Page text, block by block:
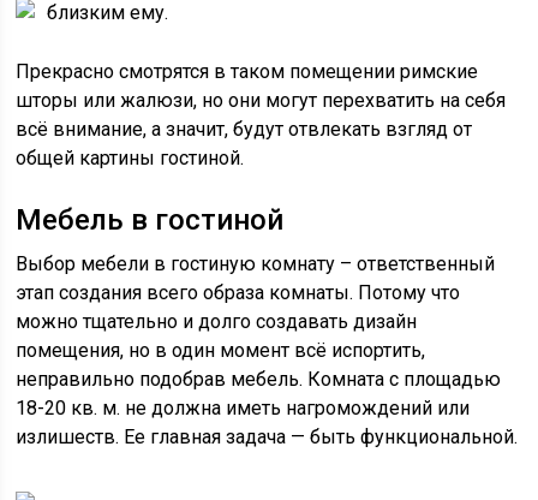
близким ему.
Прекрасно смотрятся в таком помещении римские
шторы или жалюзи, но они могут перехватить на себя
всё внимание, а значит, будут отвлекать взгляд от
общей картины гостиной.
Мебель в гостиной
Выбор мебели в гостиную комнату – ответственный
этап создания всего образа комнаты. Потому что
можно тщательно и долго создавать дизайн
помещения, но в один момент всё испортить,
неправильно подобрав мебель. Комната с площадью
18-20 кв. м. не должна иметь нагромождений или
излишеств. Ее главная задача — быть функциональной.